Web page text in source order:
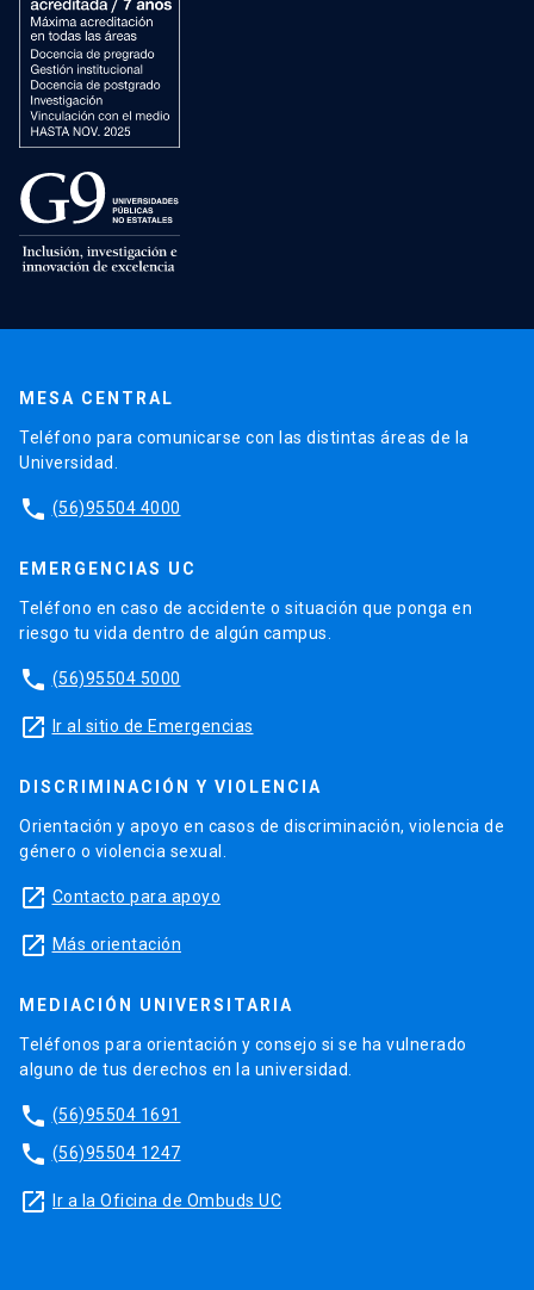
MESA CENTRAL
Teléfono para comunicarse con las distintas áreas de la
Universidad.
phone (56)95504 4000
EMERGENCIAS UC
Teléfono en caso de accidente o situación que ponga en
riesgo tu vida dentro de algún campus.
phone (56)95504 5000
launch Ir al sitio de Emergencias
DISCRIMINACIÓN Y VIOLENCIA
Orientación y apoyo en casos de discriminación, violencia de
género o violencia sexual.
launch Contacto para apoyo
launch Más orientación
MEDIACIÓN UNIVERSITARIA
Teléfonos para orientación y consejo si se ha vulnerado
alguno de tus derechos en la universidad.
phone (56)95504 1691
phone (56)95504 1247
launch Ir a la Oficina de Ombuds UC